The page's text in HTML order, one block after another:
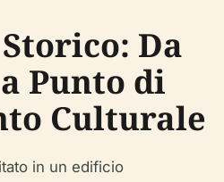
Da
Punto di
Culturale
in un edificio